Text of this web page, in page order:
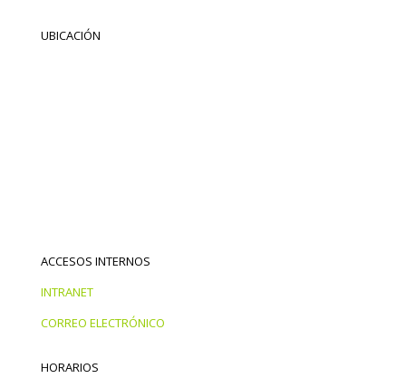
UBICACIÓN
ACCESOS INTERNOS
INTRANET
CORREO ELECTRÓNICO
HORARIOS